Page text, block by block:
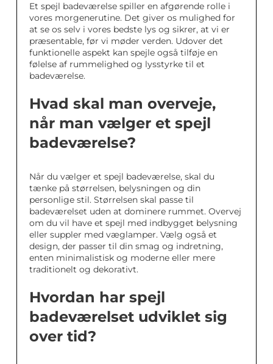
Et spejl badeværelse spiller en afgørende rolle i
vores morgenerutine. Det giver os mulighed for
at se os selv i vores bedste lys og sikrer, at vi er
præsentable, før vi møder verden. Udover det
funktionelle aspekt kan spejle også tilføje en
følelse af rummelighed og lysstyrke til et
badeværelse.
Hvad skal man overveje,
når man vælger et spejl
badeværelse?
Når du vælger et spejl badeværelse, skal du
tænke på størrelsen, belysningen og din
personlige stil. Størrelsen skal passe til
badeværelset uden at dominere rummet. Overvej
om du vil have et spejl med indbygget belysning
eller suppler med væglamper. Vælg også et
design, der passer til din smag og indretning,
enten minimalistisk og moderne eller mere
traditionelt og dekorativt.
Hvordan har spejl
badeværelset udviklet sig
over tid?